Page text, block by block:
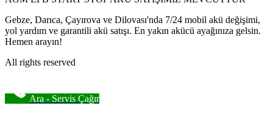
Gebze, Darıca, Çayırova ve Dilovası'nda 7/24 mobil akü değişimi,
yol yardım ve garantili akü satışı. En yakın akücü ayağınıza gelsin.
Hemen arayın!
All rights reserved
Ara - Servis Çağır